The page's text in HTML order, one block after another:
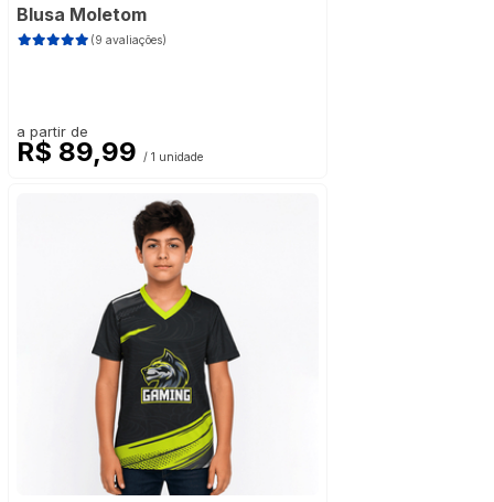
Blusa Moletom
(9 avaliações)
a partir de
R$ 89,99 / 1 unidade